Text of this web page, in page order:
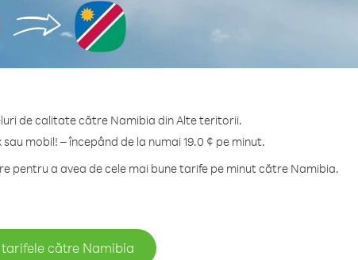
de calitate către Namibia din Alte teritorii.
mobil! – începând de la numai 19.0 ¢ pe minut.
pentru a avea de cele mai bune tarife pe minut către Namibia.
tarifele către Namibia